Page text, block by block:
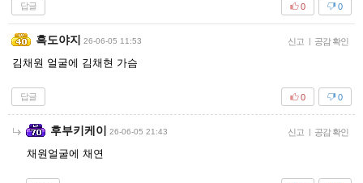
답글 0
0
흑도야지 26-06-05 11:53 신고 공감 확인
김채원 얼굴에 김채현 가슴
답글 0
0
후부키케이 26-06-05 21:43 신고 공감 확인
채원얼굴에 채연